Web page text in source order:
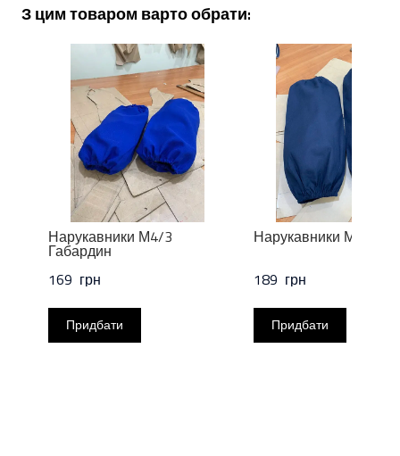
З цим товаром варто обрати:
Нарукавники М4/3
Габардин
169  грн
Придбати
Нарукавники М2
189  грн
Придбати